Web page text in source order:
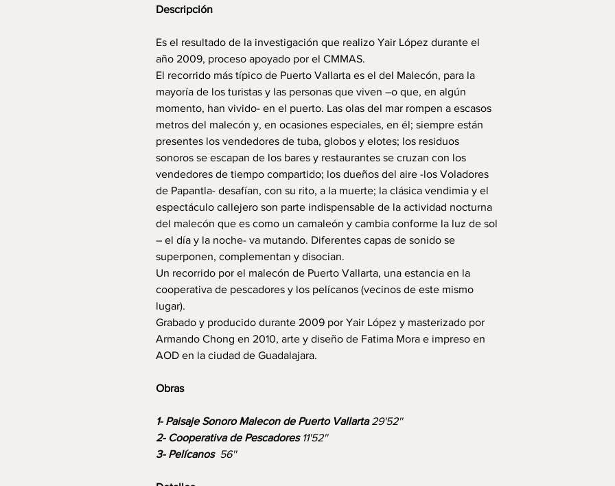
Descripción
Es el resultado de la investigación que realizo Yair López durante el
año 2009, proceso apoyado por el CMMAS.
El recorrido más típico de Puerto Vallarta es el del Malecón, para la
mayoría de los turistas y las personas que viven –o que, en algún
momento, han vivido- en el puerto. Las olas del mar rompen a escasos
metros del malecón y, en ocasiones especiales, en él; siempre están
presentes los vendedores de tuba, globos y elotes; los residuos
sonoros se escapan de los bares y restaurantes se cruzan con los
vendedores de tiempo compartido; los dueños del aire -los Voladores
de Papantla- desafían, con su rito, a la muerte; la clásica vendimia y el
espectáculo callejero son parte indispensable de la actividad nocturna
del malecón que es como un camaleón y cambia conforme la luz de sol
– el día y la noche- va mutando. Diferentes capas de sonido se
superponen, complementan y disocian.
Un recorrido por el malecón de Puerto Vallarta, una estancia en la
cooperativa de pescadores y los pelícanos (vecinos de este mismo
lugar).
Grabado y producido durante 2009 por Yair López y masterizado por
Armando Chong en 2010, arte y diseño de Fatima Mora e impreso en
AOD en la ciudad de Guadalajara.
Obras
1- Paisaje Sonoro Malecon de Puerto Vallarta 29'52''
2- Cooperativa de Pescadores 11'52''
3- Pelícanos 56''